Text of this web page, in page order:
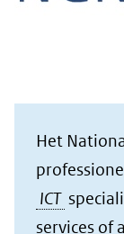
Het
ICT
services of